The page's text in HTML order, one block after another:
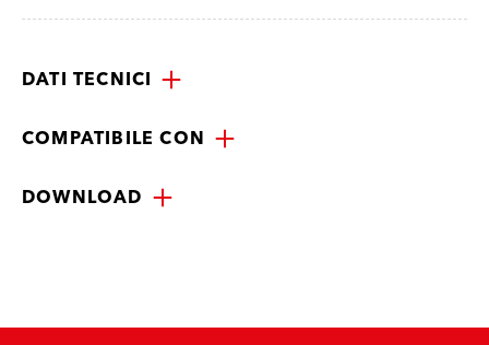
DATI TECNICI
COMPATIBILE CON
DOWNLOAD